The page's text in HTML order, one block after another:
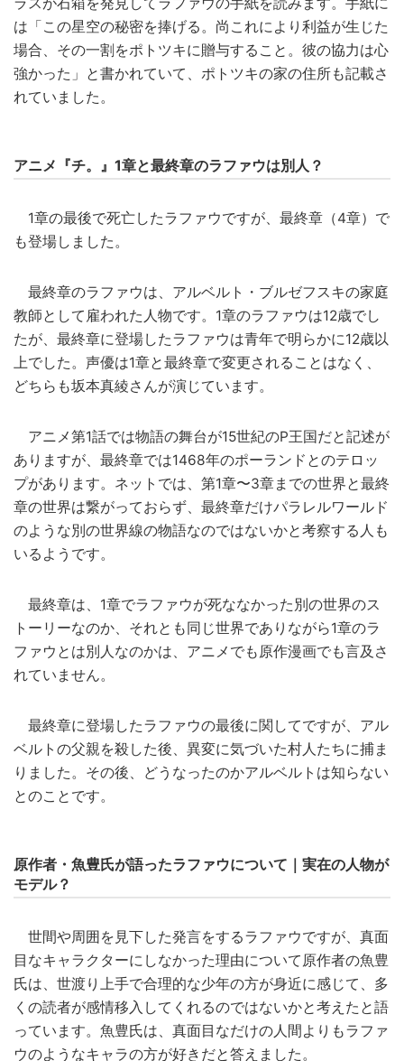
は「この星空の秘密を捧げる。尚これにより利益が生じた
場合、その一割をポトツキに贈与すること。彼の協力は心
強かった」と書かれていて、ポトツキの家の住所も記載さ
れていました。
アニメ『チ。』1章と最終章のラファウは別人？
1章の最後で死亡したラファウですが、最終章（4章）で
も登場しました。
最終章のラファウは、アルベルト・ブルゼフスキの家庭
教師として雇われた人物です。1章のラファウは12歳でし
たが、最終章に登場したラファウは青年で明らかに12歳以
上でした。声優は1章と最終章で変更されることはなく、
どちらも坂本真綾さんが演じています。
アニメ第1話では物語の舞台が15世紀のP王国だと記述が
ありますが、最終章では1468年のポーランドとのテロッ
プがあります。ネットでは、第1章〜3章までの世界と最終
章の世界は繋がっておらず、最終章だけパラレルワールド
のような別の世界線の物語なのではないかと考察する人も
いるようです。
最終章は、1章でラファウが死ななかった別の世界のス
トーリーなのか、それとも同じ世界でありながら1章のラ
ファウとは別人なのかは、アニメでも原作漫画でも言及さ
れていません。
最終章に登場したラファウの最後に関してですが、アル
ベルトの父親を殺した後、異変に気づいた村人たちに捕ま
りました。その後、どうなったのかアルベルトは知らない
とのことです。
原作者・魚豊氏が語ったラファウについて｜実在の人物が
モデル？
世間や周囲を見下した発言をするラファウですが、真面
目なキャラクターにしなかった理由について原作者の魚豊
氏は、世渡り上手で合理的な少年の方が身近に感じて、多
くの読者が感情移入してくれるのではないかと考えたと語
っています。魚豊氏は、真面目なだけの人間よりもラファ
ウのようなキャラの方が好きだと答えました。